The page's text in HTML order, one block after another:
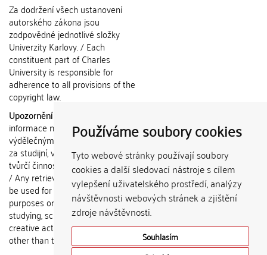
Používáme soubory cookies
Tyto webové stránky používají soubory
cookies a další sledovací nástroje s cílem
vylepšení uživatelského prostředí, analýzy
návštěvnosti webových stránek a zjištění
zdroje návštěvnosti.
Souhlasím
Za dodržení všech ustanovení
autorského zákona jsou
zodpovědné jednotlivé složky
Univerzity Karlovy. / Each
constituent part of Charles
University is responsible for
adherence to all provisions of the
copyright law.
Upozornění / Notice:
informace nemohou být použity k
výdělečným účelům nebo vydávány
za studijní, vědeckou nebo jinou
tvůrčí činnost jiné osoby než autora.
/ Any retrieved information shall not
be used for any commercial
purposes or claimed as results of
studying, scientific or any other
creative activities of any person
other than the author.